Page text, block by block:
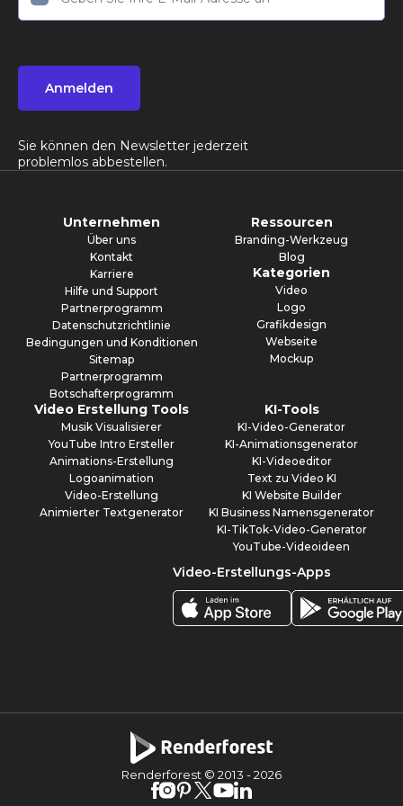
Anmelden
Sie können den Newsletter jederzeit
problemlos abbestellen.
Unternehmen
Über uns
Kontakt
Karriere
Hilfe und Support
Partnerprogramm
Datenschutzrichtlinie
Bedingungen und Konditionen
Sitemap
Partnerprogramm
Botschafterprogramm
Ressourcen
Branding-Werkzeug
Blog
Kategorien
Video
Logo
Grafikdesign
Webseite
Mockup
Video Erstellung Tools
Musik Visualisierer
YouTube Intro Ersteller
Animations-Erstellung
Logoanimation
Video-Erstellung
Animierter Textgenerator
KI-Tools
KI-Video-Generator
KI-Animationsgenerator
KI-Videoeditor
Text zu Video KI
KI Website Builder
KI Business Namensgenerator
KI-TikTok-Video-Generator
YouTube-Videoideen
Video-Erstellungs-Apps
Renderforest © 2013 -2026